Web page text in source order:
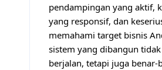
pendampingan yang aktif,
yang responsif, dan
memahami target bisnis
sistem yang dibangun
berjalan, tetapi juga benar-